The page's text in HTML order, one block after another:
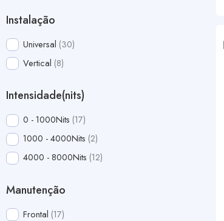
Instalação
Universal 30
Vertical 8
Intensidade(nits)
0 - 1000Nits 17
1000 - 4000Nits 2
4000 - 8000Nits 12
Manutenção
Frontal 17